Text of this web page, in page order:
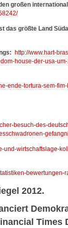
großen
größte Land
http://www.hart-
house-der-usa-
ende-tortura-sem-
besuch-des-
und-wirtschaftslage-
bewertungen-
2012.
Times